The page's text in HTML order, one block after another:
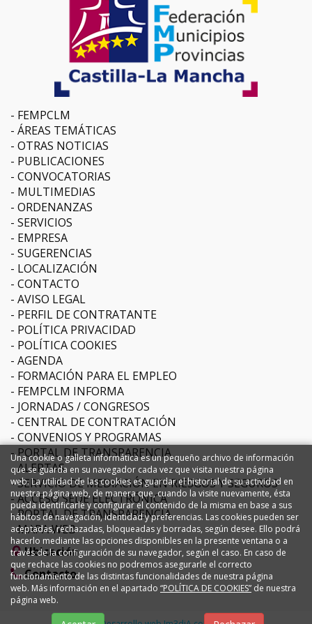
FEMPCLM
ÁREAS TEMÁTICAS
OTRAS NOTICIAS
PUBLICACIONES
CONVOCATORIAS
MULTIMEDIAS
ORDENANZAS
SERVICIOS
EMPRESA
SUGERENCIAS
LOCALIZACIÓN
CONTACTO
AVISO LEGAL
PERFIL DE CONTRATANTE
POLÍTICA PRIVACIDAD
POLÍTICA COOKIES
AGENDA
FORMACIÓN PARA EL EMPLEO
FEMPCLM INFORMA
JORNADAS / CONGRESOS
CENTRAL DE CONTRATACIÓN
CONVENIOS Y PROGRAMAS
PORTAL DE TRANSPARENCIA
ALERTAS
SERVICIO DE MEDIACIÓN EN RIESGOS Y SEGUROS
ACCESO SEDE ELECTRÓNICA
PORTAL DE TRANSPARENCIA
MAPA WEB
Ubicación
Contacto
Una cookie o galleta informática es un pequeño archivo de información
que se guarda en su navegador cada vez que visita nuestra página
web. La utilidad de las cookies es guardar el historial de su actividad en
nuestra página web, de manera que, cuando la visite nuevamente, ésta
pueda identificarle y configurar el contenido de la misma en base a sus
hábitos de navegación, identidad y preferencias. Las cookies pueden ser
aceptadas, rechazadas, bloqueadas y borradas, según desee. Ello podrá
hacerlo mediante las opciones disponibles en la presente ventana o a
través de la configuración de su navegador, según el caso. En caso de
que rechace las cookies no podremos asegurarle el correcto
funcionamiento de las distintas funcionalidades de nuestra página
web. Más información en el apartado “POLÍTICA DE COOKIES” de nuestra
página web.